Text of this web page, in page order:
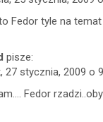
Fedor tyle na temat
pisze:
27 stycznia, 2009 o
Fedor